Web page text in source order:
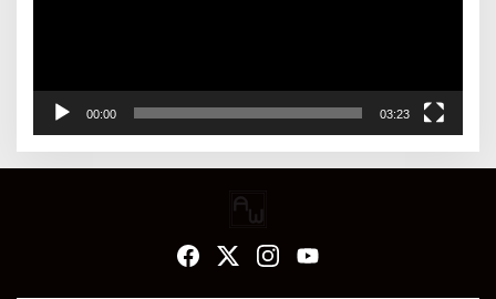
00:00 03:23